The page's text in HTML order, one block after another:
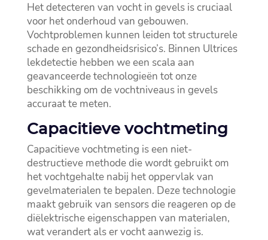
Het detecteren van vocht in gevels is cruciaal
voor het onderhoud van gebouwen.​
Vochtproblemen kunnen leiden tot structurele
schade en gezondheidsrisico’s.​ Binnen Ultrices
lekdetectie hebben we een scala aan
geavanceerde technologieën tot onze
beschikking om de vochtniveaus in gevels
accuraat te meten.​
Capacitieve vochtmeting
Capacitieve vochtmeting is een niet-
destructieve methode die wordt gebruikt om
het vochtgehalte nabij het oppervlak van
gevelmaterialen te bepalen.​ Deze technologie
maakt gebruik van sensors die reageren op de
diëlektrische eigenschappen van materialen,
wat verandert als er vocht aanwezig is.​